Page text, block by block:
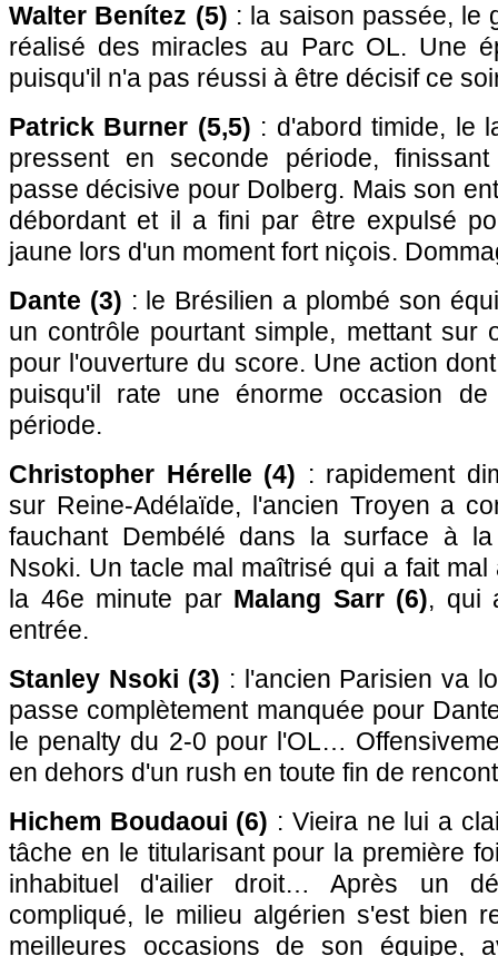
Walter Benítez (5) : la saison passée, le
réalisé des miracles au Parc OL. Une
puisqu'il n'a pas réussi à être décisif ce
Patrick Burner (5,5) : d'abord timide, le
pressent en seconde période,
passe décisive pour Dolberg. Mais son
débordant et il a fini par être expulsé
jaune lors d'un moment fort niçois.
Dante (3) : le Brésilien a plombé son
un contrôle pourtant simple, mettant sur
pour l'ouverture du score. Une action
puisqu'il rate une énorme occasion
période.
Christopher Hérelle (4) : rapidement
sur Reine-Adélaïde, l'ancien Troyen a
fauchant Dembélé dans la surface à
Nsoki. Un tacle mal maîtrisé qui a fait
la 46e minute par Malang Sarr (6), qui
entrée.
Stanley Nsoki (3) : l'ancien Parisien va
passe complètement manquée pour
le penalty du 2-0 pour l'OL…
en dehors d'un rush en toute fin de
Hichem Boudaoui (6) : Vieira ne lui a
tâche en le titularisant pour la première
inhabituel d'ailier droit… Après un
compliqué, le milieu algérien s'est bien
meilleures occasions de son équipe,